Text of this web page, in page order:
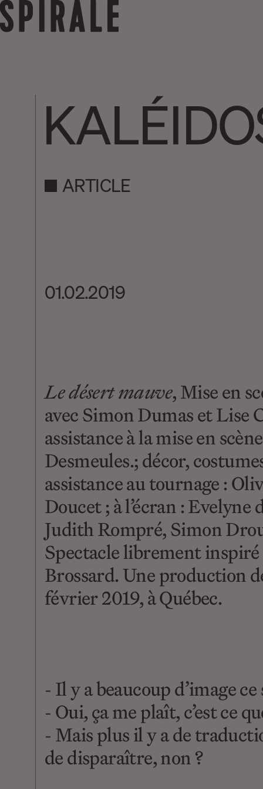
ARTICLE
01.02.2019
Le désert mauve, Mise en
avec Simon Dumas et Lise
assistance à la mise en
Desmeules.; décor,
assistance au tournage :
Doucet ; à l’écran :
Judith Rompré, Simon
Spectacle librement
Brossard. Une production
février 2019, à Québec.
- Il y a beaucoup d’image
- Oui, ça me plaît, c’est ce
- Mais plus il y a de
de disparaître, non ?